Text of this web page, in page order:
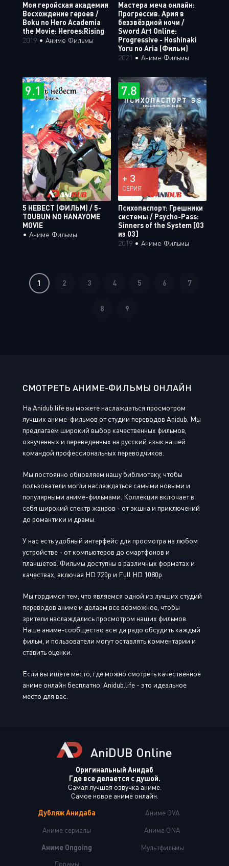
Моя геройская академия
Восхождение героев /
Boku no Hero Academia
the Movie: Heroes:Rising
2019 • Аниме Фильмы
Мастера меча онлайн:
Прогрессив. Ария в
беззвёздной ночи /
Sword Art Online:
Progressive - Hoshinaki
Yoru no Aria (Фильм)
2021 • Аниме Фильмы
9.1
5 НЕВЕСТ (ФИЛЬМ) / 5-
TOUBUN NO HANAYOME
MOVIE
• Аниме Фильмы
7.8
+ 3
СЕРИЯ
Психопаспорт: Грешники
системы / Psycho-Pass:
Sinners of the System [03
из 03]
2019 • Аниме Фильмы
1 2 3 4 5 6 7
8 9
СМОТРЕТЬ АНИМЕ-ФИЛЬМЫ ОНЛАЙН
На Anidub.life вы можете наслаждаться просмотром
лучших аниме-фильмов от студии переводов Anidub. Мы
предлагаем широкий выбор качественных фильмов,
озвученных и переведенных на русский язык нашей
командой профессиональных переводчиков.
Мы постоянно обновляем нашу библиотеку, чтобы
пользователи могли наслаждаться самыми новыми и
популярными аниме-фильмами. Коллекция включает в
себя широкий спектр жанров - от экшна и приключений
до романтики и драмы.
У нас есть удобный интерфейс для просмотра на любом
устройстве - от компьютеров до смартфонов и
планшетов. Фильмы доступны в различных форматах и
качествах, включая HD 720p и Full HD 1080p.
Мы гордимся тем, что являемся одной из лучших студий
переводов аниме и делаем все возможное, чтобы
зрители наслаждались просмотром наших фильмов.
Наше аниме-сообщество всегда радо обсудить каждый
фильм, и пользователи могут оставлять комментарии и
ставить оценки.
Если вы ищете место, где можно смотреть качественное
аниме онлайн бесплатно, Anidub.life - это идеальное
место для вас.
AniDUB Online
Оригинальный Анидаб
Где все делается с душой.
Самая лучшая озвучка аниме.
Самое новое аниме онлайн.
Дубляж Анидаба
Аниме сериалы
Аниме Ongoing
Аниме OVA
Аниме ONA
Мультфильмы
Дорамы